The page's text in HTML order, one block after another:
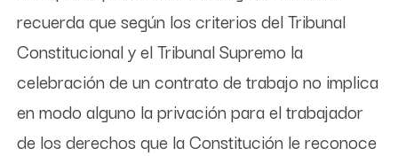
recuerda que según los criterios del Tribunal
Constitucional y el Tribunal Supremo la
celebración de un contrato de trabajo no implica
en modo alguno la privación para el trabajador
de los derechos que la Constitución le reconoce